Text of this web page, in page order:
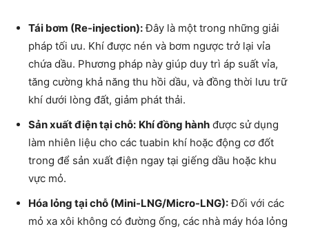
Tái bơm (Re-injection):Đây là một trong những giải
pháp tối ưu. Khí được nén và bơm ngược trở lại vỉa
chứa dầu. Phương pháp này giúp duy trì áp suất vỉa,
tăng cường khả năng thu hồi dầu, và đồng thời lưu trữ
khí dưới lòng đất, giảm phát thải.
Sản xuất điện tại chỗ: Khí đồng hành được sử dụng
làm nhiên liệu cho các tuabin khí hoặc động cơ đốt
trong để sản xuất điện ngay tại giếng dầu hoặc khu
vực mỏ.
Hóa lỏng tại chỗ (Mini-LNG/Micro-LNG):Đối với các
mỏ xa xôi không có đường ống, các nhà máy hóa lỏng